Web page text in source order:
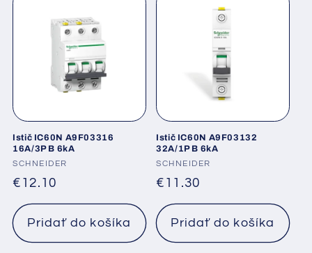
Istič IC60N A9F03316
16A/3P B 6kA
Dodávateľ:
SCHNEIDER
Normálna
cena
€12.10
Pridať do košíka
Istič IC60N A9F03132
32A/1P B 6kA
Dodávateľ:
SCHNEIDER
Normálna
cena
€11.30
Pridať do košíka